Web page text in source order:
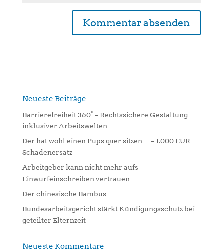
n
v
e
:
Neueste Beiträge
Barrierefreiheit 360° – Rechtssichere Gestaltung
inklusiver Arbeitswelten
Der hat wohl einen Pups quer sitzen… – 1.000 EUR
Schadenersatz
Arbeitgeber kann nicht mehr aufs
Einwurfeinschreiben vertrauen
Der chinesische Bambus
Bundesarbeitsgericht stärkt Kündigungsschutz bei
geteilter Elternzeit
Neueste Kommentare